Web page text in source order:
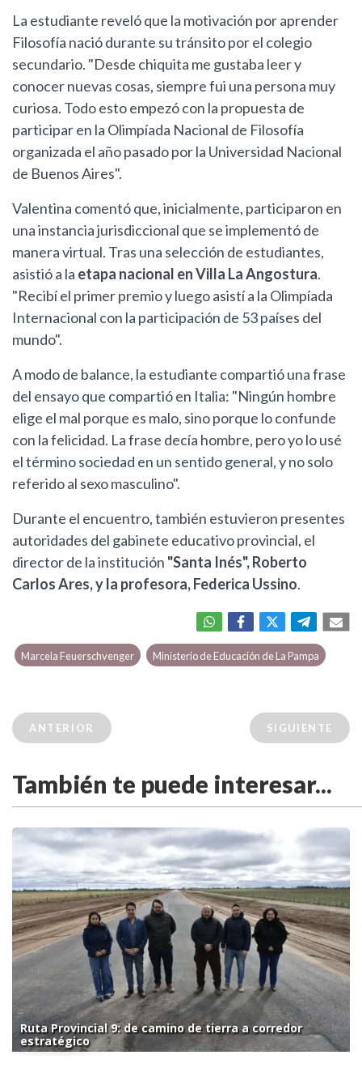
La estudiante reveló que la motivación por aprender
Filosofía nació durante su tránsito por el colegio
secundario. "Desde chiquita me gustaba leer y
conocer nuevas cosas, siempre fui una persona muy
curiosa. Todo esto empezó con la propuesta de
participar en la Olimpíada Nacional de Filosofía
organizada el año pasado por la Universidad Nacional
de Buenos Aires".
Valentina comentó que, inicialmente, participaron en
una instancia jurisdiccional que se implementó de
manera virtual. Tras una selección de estudiantes,
asistió a la etapa nacional en Villa La Angostura.
"Recibí el primer premio y luego asistí a la Olimpíada
Internacional con la participación de 53 países del
mundo".
A modo de balance, la estudiante compartió una frase
del ensayo que compartió en Italia: "Ningún hombre
elige el mal porque es malo, sino porque lo confunde
con la felicidad. La frase decía hombre, pero yo lo usé
el término sociedad en un sentido general, y no solo
referido al sexo masculino".
Durante el encuentro, también estuvieron presentes
autoridades del gabinete educativo provincial, el
director de la institución "Santa Inés", Roberto
Carlos Ares, y la profesora, Federica Ussino.
Marcela Feuerschvenger Ministerio de Educación de La Pampa
ANTERIOR SIGUIENTE
También te puede interesar...
Ruta Provincial 9: de camino de tierra a corredor
estratégico